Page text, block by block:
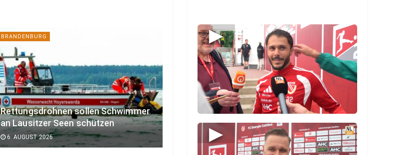
BRANDENBURG
Rettungsdrohnen sollen Schwimmer
an Lausitzer Seen schützen
6. AUGUST 2026
▶
▶